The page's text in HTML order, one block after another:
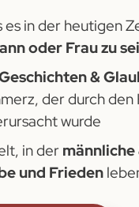
es in der heutigen
oder Frau zu
&
der durch den
wurde
in der
und Frieden